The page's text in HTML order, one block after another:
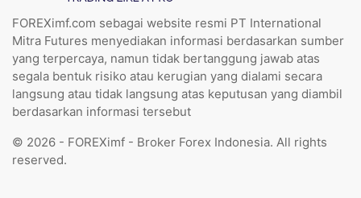
FOREXimf.com sebagai website resmi PT International
Mitra Futures menyediakan informasi berdasarkan sumber
yang terpercaya, namun tidak bertanggung jawab atas
segala bentuk risiko atau kerugian yang dialami secara
langsung atau tidak langsung atas keputusan yang diambil
berdasarkan informasi tersebut
© 2026 - FOREXimf - Broker Forex Indonesia. All rights
reserved.